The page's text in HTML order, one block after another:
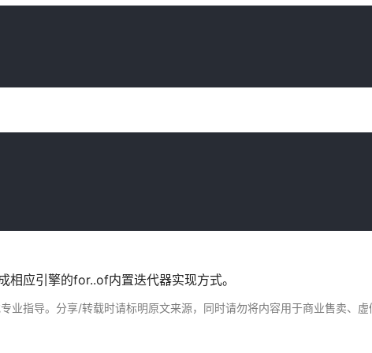
应引擎的for..of内置迭代器实现方式。
业指导。分享/转载时请标明原文来源，同时请勿将内容用于商业售卖、虚